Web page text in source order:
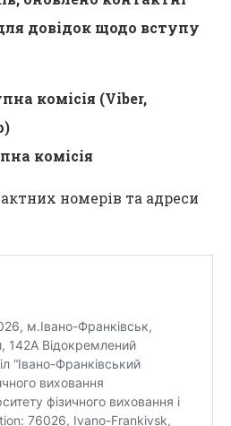
довідок щодо вступу
комісія (Viber,
комісія
номерів та адреси